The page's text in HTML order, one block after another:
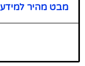
מבט מהיר למידע